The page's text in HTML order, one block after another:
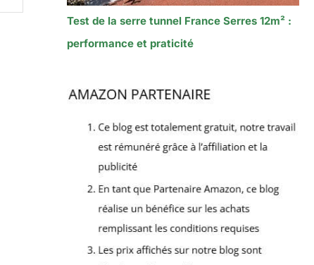
Test de la serre tunnel France Serres 12m² :
performance et praticité